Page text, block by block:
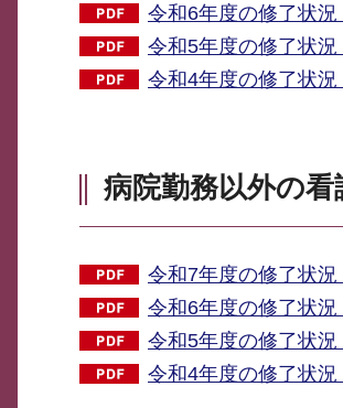
令和6年度の修了状況
令和5年度の修了状況
令和4年度の修了状況
病院勤務以外の
令和7年度の修了状況
令和6年度の修了状況
令和5年度の修了状況
令和4年度の修了状況